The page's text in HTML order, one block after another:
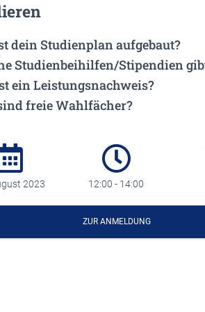
dein Studienplan aufgebaut?
Studienbeihilfen/Stipendien
ein Leistungsnachweis?
freie Wahlfächer?
2023 12:00 - 14:00
ZUR ANMELDUNG